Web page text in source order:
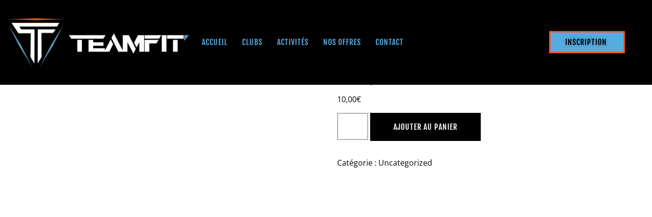
ACCUEIL CLUBS ACTIVITÉS NOS OFFRES CONTACT INSCRIPTION
Accueil Uncategorized/ Decipass
10,00€
AJOUTER AU PANIER
Catégorie : Uncategorized